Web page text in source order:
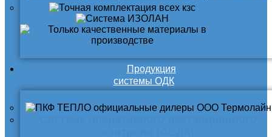
Продукция
системы ОДК